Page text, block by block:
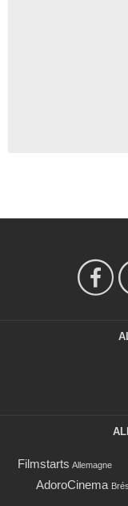
Filmstarts Allemagne
AdoroCinema